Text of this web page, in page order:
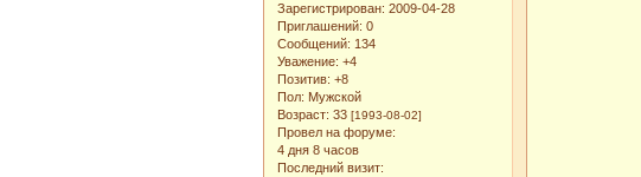
Зарегистрирован: 2009-04-28
Приглашений: 0
Сообщений: 134
Уважение: +4
Позитив: +8
Пол: Мужской
Возраст: 33 [1993-08-02]
Провел на форуме:
4 дня 8 часов
Последний визит: